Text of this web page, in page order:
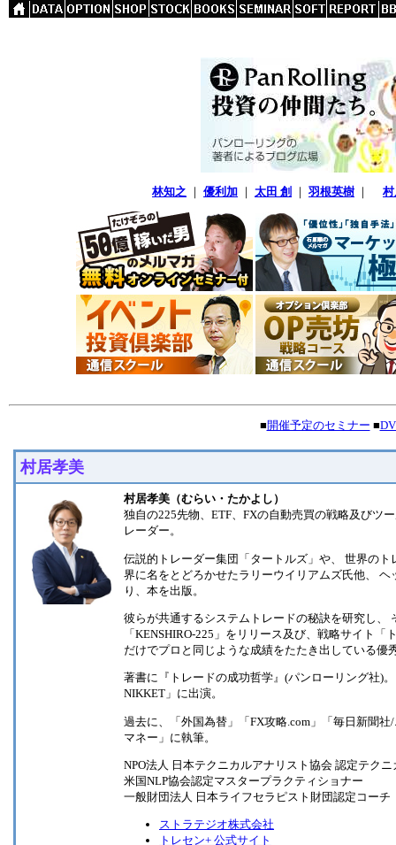
林知之 ｜ 優利加 ｜ 太田 創 ｜ 羽根英樹 ｜
■開催予定のセミナー ■
村居孝美
村居孝美（むらい・たかよし）
独自の225先物、ETF、FXの自動売買の戦略及びツ
レーダー。
伝説的トレーダー集団「タートルズ」や、 世界の
界に名をとどろかせたラリーウイリアムズ氏他、
り、本を出版。
彼らが共通するシステムトレードの秘訣を研究し、
「KENSHIRO-225」をリリース及び、戦略サイト
だけでプロと同じような成績をたたき出している
著書に『トレードの成功哲学』(パンローリング社)
NIKKET」に出演。
過去に、「外国為替」「FX攻略.com」「毎日新聞
マネー」に執筆。
NPO法人 日本テクニカルアナリスト協会 認定テク
米国NLP協会認定マスタープラクティショナー
一般財団法人 日本ライフセラピスト財団認定コーチ
ストラテジオ株式会社
トレセン+ 公式サイト